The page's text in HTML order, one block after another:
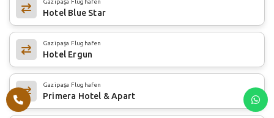
Gazipaşa Flughafen
Hotel Blue Star
Gazipaşa Flughafen
Hotel Ergun
Gazipaşa Flughafen
Primera Hotel & Apart